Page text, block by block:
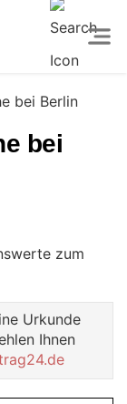
bei Berlin
bei
zum
Urkunde
Ihnen